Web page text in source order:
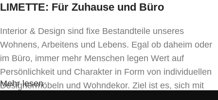
* Preis ident wie Bezug Kat. MER-1
LIMETTE: Für Zuhause und Büro
Interior & Design sind fixe Bestandteile unseres
Wohnens, Arbeitens und Lebens. Egal ob daheim oder
im Büro, immer mehr Menschen legen Wert auf
Persönlichkeit und Charakter in Form von individuellen
Designermöbeln und Wohndekor. Ziel ist es, sich mit
Mehr lesen